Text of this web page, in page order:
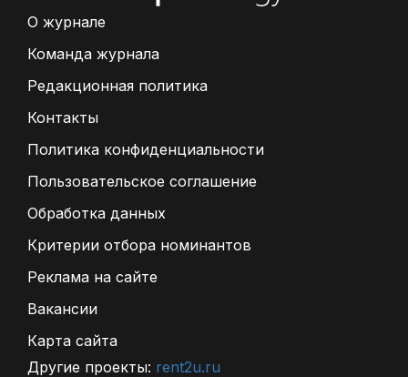
О журнале
Команда журнала
Редакционная политика
Контакты
Политика конфиденциальности
Пользовательское соглашение
Обработка данных
Критерии отбора номинантов
Реклама на сайте
Вакансии
Карта сайта
Другие проекты: rent2u.ru